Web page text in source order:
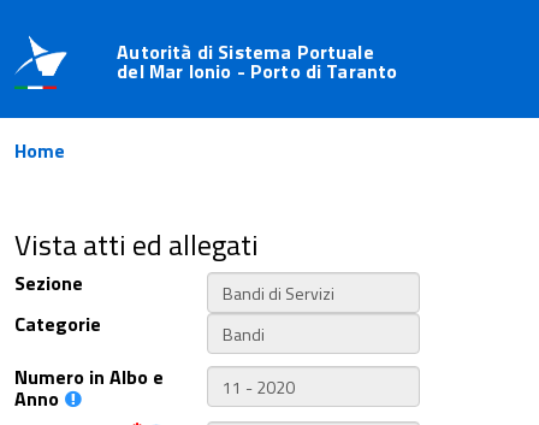
Autorità di Sistema Portuale
del Mar Ionio - Porto di Taranto
Home
Vista atti ed allegati
Sezione
Categorie
Numero in Albo e
Anno